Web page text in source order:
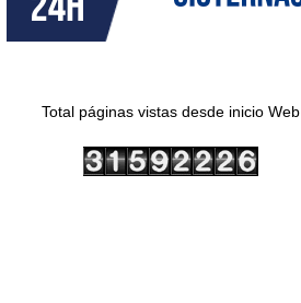
Total páginas vistas desde inicio Web